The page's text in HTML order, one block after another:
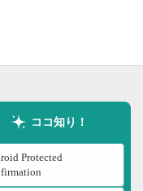
ココ知り！
Protected